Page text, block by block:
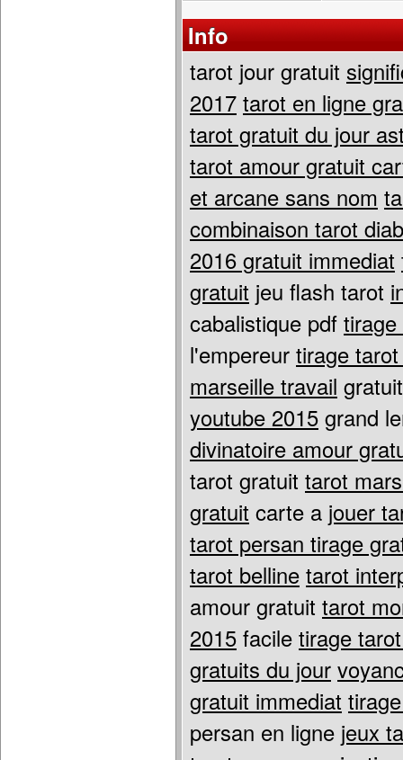
Info
tarot jour gratuit
2017 tarot en ligne
tarot gratuit du jour
tarot amour gratuit
et arcane sans nom
combinaison tarot
2016 gratuit immediat
gratuit jeu flash tarot
cabalistique pdf
l'empereur tirage
marseille travail
youtube 2015 grand
divinatoire amour
tarot gratuit tarot
gratuit carte a jouer
tarot persan tirage
tarot belline tarot
amour gratuit tarot
2015 facile tirage
gratuits du jour
gratuit immediat
persan en ligne jeux